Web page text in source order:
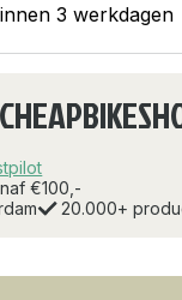
3 werkdagen
€100,-
20.000+